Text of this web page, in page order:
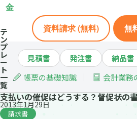
金
資料請求 (無料) 無
テ
ン
プ
レ
ー
ト
一
覧
見積書 発注書 納品書
帳票の基礎知識
会計業務
支払いの催促はどうする？督促状の
2013年1月29日
請求書